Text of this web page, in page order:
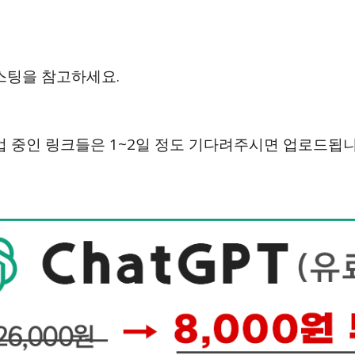
팅을 참고하세요.
중인 링크들은 1~2일 정도 기다려주시면 업로드됩